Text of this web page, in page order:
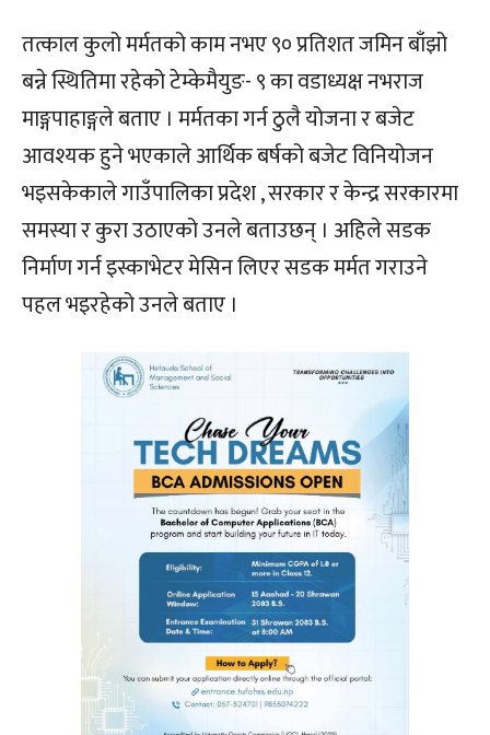
तत्काल कुलो मर्मतको काम नभए ९० प्रतिशत जमिन बाँझो
बन्ने स्थितिमा रहेको टेम्केमैयुङ- ९ का वडाध्यक्ष नभराज
माङ्गपाहाङ्गले बताए । मर्मतका गर्न ठुलै योजना र बजेट
आवश्यक हुने भएकाले आर्थिक बर्षको बजेट विनियोजन
भइसकेकाले गाउँपालिका प्रदेश , सरकार र केन्द्र सरकारमा
समस्या र कुरा उठाएको उनले बताउछन् । अहिले सडक
निर्माण गर्न इस्काभेटर मेसिन लिएर सडक मर्मत गराउने
पहल भइरहेको उनले बताए ।